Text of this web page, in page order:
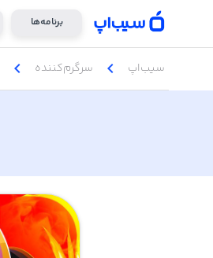
برنامه‌ها
سیب‌اپ chevron_left سرگرم‌کننده chevron_left